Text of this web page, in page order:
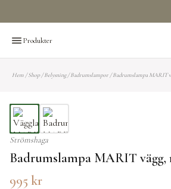
Produkter
Hem /Shop/Belysning/Badrumslampor /Badrumslampa MARIT
Strömshaga
Badrumslampa MARIT vägg,
995 kr